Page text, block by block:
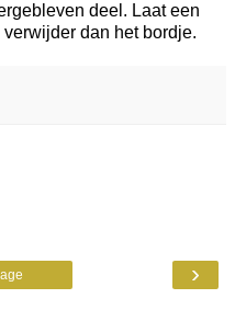
deel. Laat een
dan het bordje.
›